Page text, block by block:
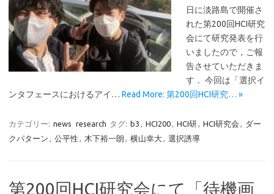
日に淡路島で開催さ
れた第200回HCI研究
会にて研究発表を行
いましたので，ご報
告させていただきま
す． 今回は「選択イ
ンタフェースにおけるアイ… Read More: 第200回HCI研究… »
カテゴリー: news research タグ: b3 , HCI200, HCI研, HCI研究会 , ダー
クパターン , 公平性 , 木下裕一朗 , 横山幸大, 選択誘導
第200回HCI研究会にて「待機画